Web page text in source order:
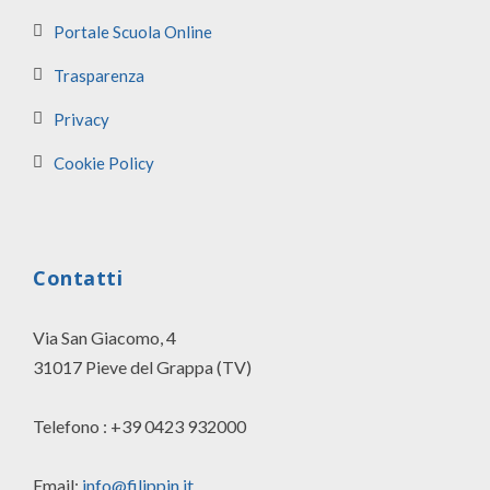
Portale Scuola Online
Trasparenza
Privacy
Cookie Policy
Contatti
Via San Giacomo, 4
31017 Pieve del Grappa (TV)
Telefono : +39 0423 932000
Email: info@filippin.it